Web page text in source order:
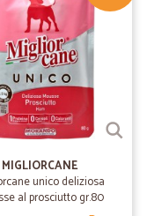
04/2020
11/03/2020
MIGLIORCANE
unico deliziosa
al prosciutto gr.80